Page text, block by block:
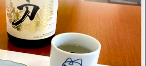
立川 日野 豊田
八王子
西立川 東中神
昭島
羽村 小作 河辺